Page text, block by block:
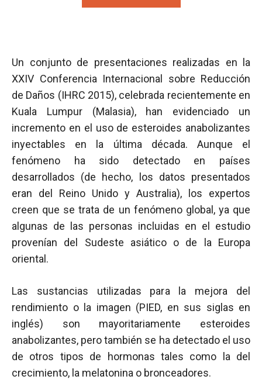
Un conjunto de presentaciones realizadas en la
XXIV Conferencia Internacional sobre Reducción
de Daños (IHRC 2015), celebrada recientemente en
Kuala Lumpur (Malasia), han evidenciado un
incremento en el uso de esteroides anabolizantes
inyectables en la última década. Aunque el
fenómeno ha sido detectado en países
desarrollados (de hecho, los datos presentados
eran del Reino Unido y Australia), los expertos
creen que se trata de un fenómeno global, ya que
algunas de las personas incluidas en el estudio
provenían del Sudeste asiático o de la Europa
oriental.
Las sustancias utilizadas para la mejora del
rendimiento o la imagen (PIED, en sus siglas en
inglés) son mayoritariamente esteroides
anabolizantes, pero también se ha detectado el uso
de otros tipos de hormonas tales como la del
crecimiento, la melatonina o bronceadores.